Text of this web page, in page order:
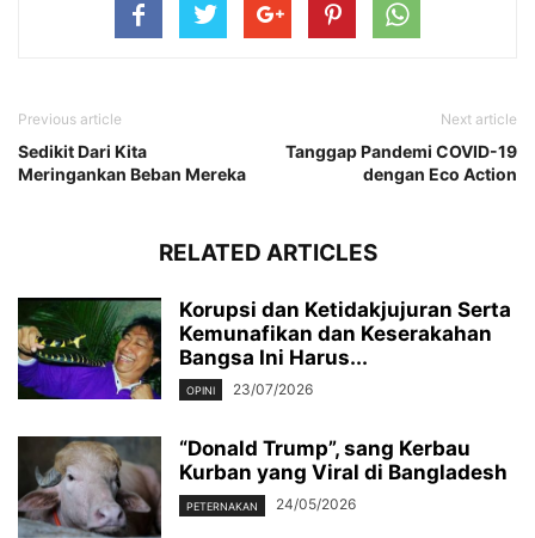
Previous article
Sedikit Dari Kita
Meringankan Beban Mereka
Next article
Tanggap Pandemi COVID-19
dengan Eco Action
RELATED ARTICLES
Korupsi dan Ketidakjujuran Serta
Kemunafikan dan Keserakahan
Bangsa Ini Harus...
OPINI 23/07/2026
“Donald Trump”, sang Kerbau
Kurban yang Viral di Bangladesh
PETERNAKAN 24/05/2026